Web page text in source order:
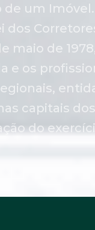
um Imóvel.
dos
maio de
e os
capitais
do